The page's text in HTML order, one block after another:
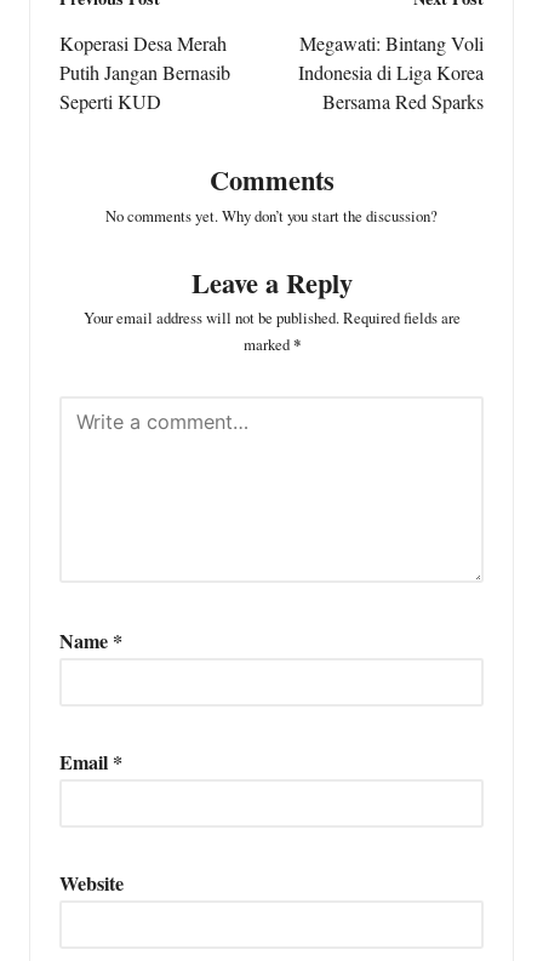
navigation
Koperasi Desa Merah
Putih Jangan Bernasib
Seperti KUD
Megawati: Bintang Voli
Indonesia di Liga Korea
Bersama Red Sparks
Comments
No comments yet. Why don’t you start the discussion?
Leave a Reply
Your email address will not be published.Required fields are
marked*
Name *
Email *
Website